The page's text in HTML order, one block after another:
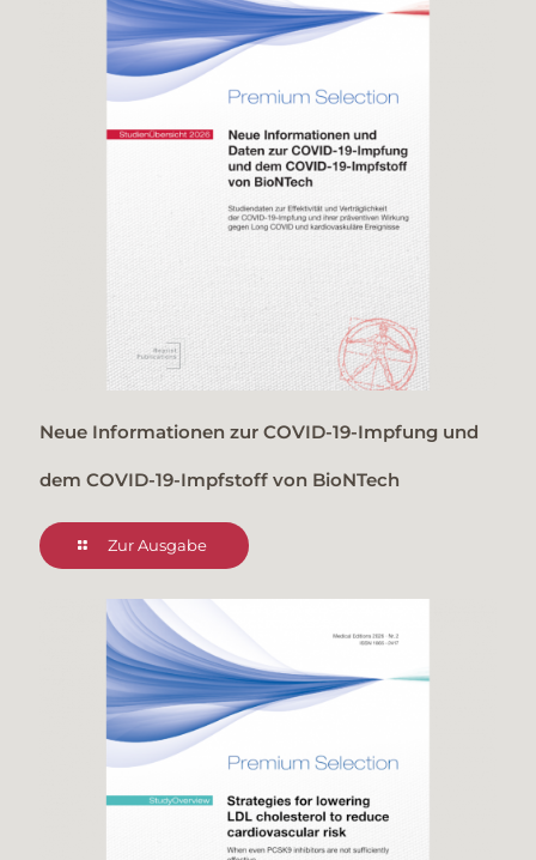
Neue Informationen zur COVID-19-Impfung und
dem COVID-19-Impfstoff von BioNTech
Zur Ausgabe